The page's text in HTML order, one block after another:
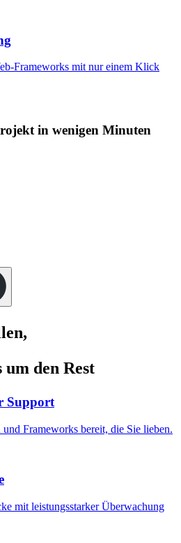
Frameworks mit nur einem Klick
in wenigen Minuten
den Rest
Support
Frameworks bereit, die Sie lieben.
mit leistungsstarker Überwachung